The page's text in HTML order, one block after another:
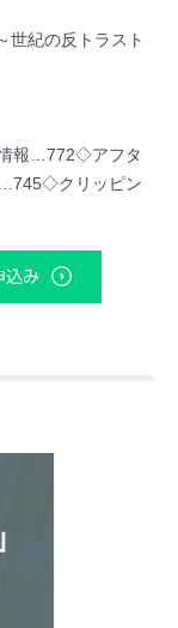
紀の反トラスト
報…772◇アフタ
クリッピン
込み